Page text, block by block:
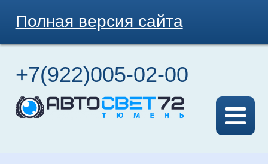
Полная версия сайта
+7(922)005-02-00